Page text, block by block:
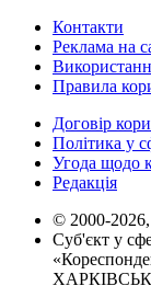
Контакти
Реклама на
Правила
Договір
Політика у
Угода щодо
Редакція
© 2000-
Суб'єкт у